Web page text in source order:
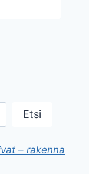
Etsi
– rakenna